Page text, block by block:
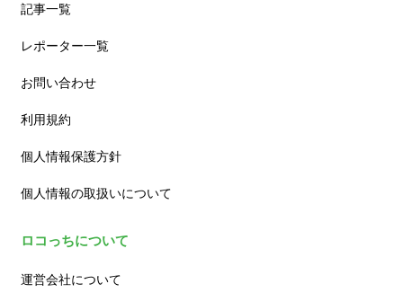
記事一覧
レポーター一覧
お問い合わせ
利用規約
個人情報保護方針
個人情報の取扱いについて
ロコっちについて
運営会社について